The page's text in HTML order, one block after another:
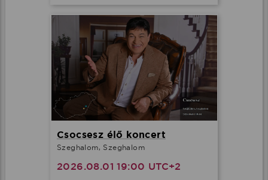
Csocsesz élő koncert
Szeghalom, Szeghalom
2026.08.01 19:00 UTC+2